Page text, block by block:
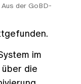
der GoBD-
im
die